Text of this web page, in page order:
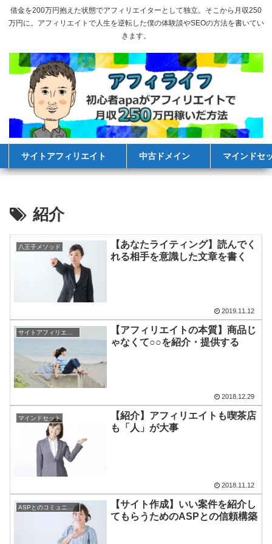
借金を200万円抱えた状態でアフィリエイターとして独立。そこから月収250
万円に。アフィリエイトで人生を逆転した僕の体験談やSEOの方法を書いてい
きます。
サイトアフィリエイト 中古ドメイン マインドセ
紹介
八王子メソッド
【あなたライティング】読んでく
れる相手を意識した文章を書く
2019.11.12
サイトアフィリエイト
【アフィリエイトの本質】商品じ
ゃなくて○○を紹介・提供する
2018.12.29
マインドセット
【紹介】アフィリエイトも喫茶店
も「人」が大事
2018.11.12
【サイト作成】いい案件を紹介し
てもらうためのASPとの信頼構築